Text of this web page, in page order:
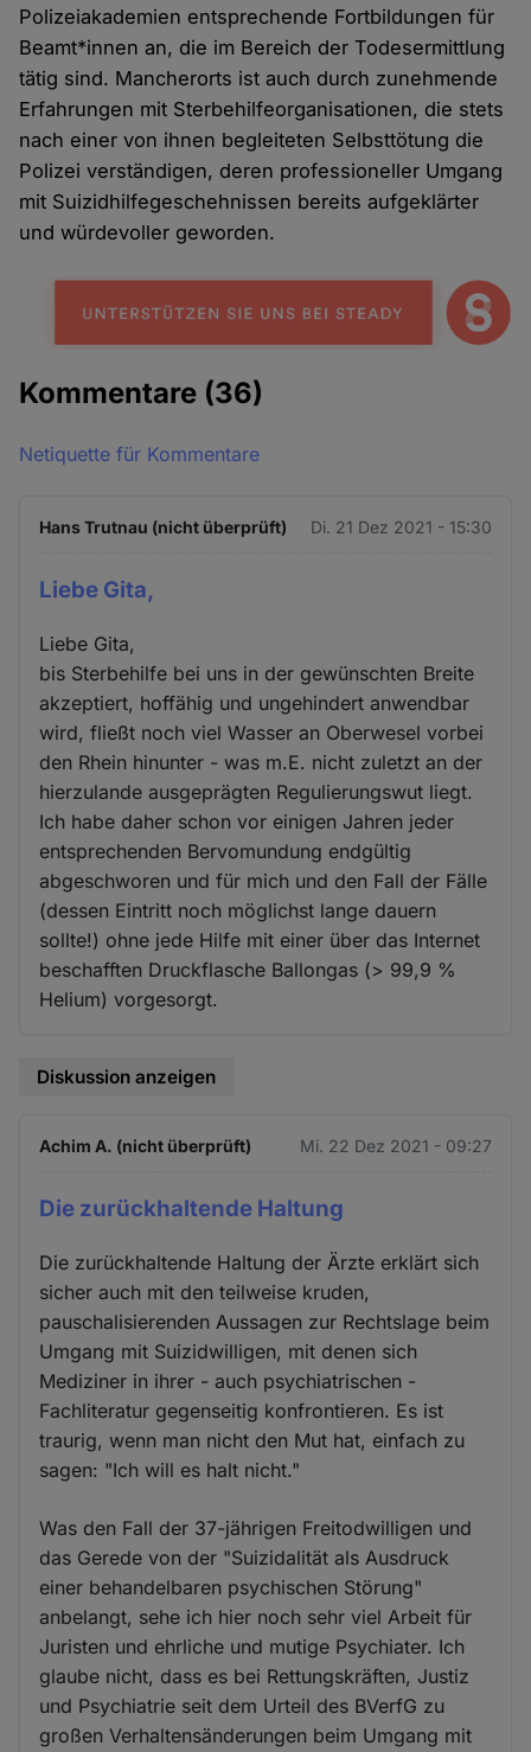
Polizeiakademien entsprechende Fortbildungen für
Beamt*innen an, die im Bereich der Todesermittlung
tätig sind. Mancherorts ist auch durch zunehmende
Erfahrungen mit Sterbehilfeorganisationen, die stets
nach einer von ihnen begleiteten Selbsttötung die
Polizei verständigen, deren professioneller Umgang
mit Suizidhilfegeschehnissen bereits aufgeklärter
und würdevoller geworden.
Kommentare (36)
Netiquette für Kommentare
Hans Trutnau (nicht überprüft) Di. 21 Dez 2021 - 15:30
Liebe Gita,
Liebe Gita,
bis Sterbehilfe bei uns in der gewünschten Breite
akzeptiert, hoffähig und ungehindert anwendbar
wird, fließt noch viel Wasser an Oberwesel vorbei
den Rhein hinunter - was m.E. nicht zuletzt an der
hierzulande ausgeprägten Regulierungswut liegt.
Ich habe daher schon vor einigen Jahren jeder
entsprechenden Bervomundung endgültig
abgeschworen und für mich und den Fall der Fälle
(dessen Eintritt noch möglichst lange dauern
sollte!) ohne jede Hilfe mit einer über das Internet
beschafften Druckflasche Ballongas (> 99,9 %
Helium) vorgesorgt.
Diskussion anzeigen
Achim A. (nicht überprüft) Mi. 22 Dez 2021 - 09:27
Die zurückhaltende Haltung
Die zurückhaltende Haltung der Ärzte erklärt sich
sicher auch mit den teilweise kruden,
pauschalisierenden Aussagen zur Rechtslage beim
Umgang mit Suizidwilligen, mit denen sich
Mediziner in ihrer - auch psychiatrischen -
Fachliteratur gegenseitig konfrontieren. Es ist
traurig, wenn man nicht den Mut hat, einfach zu
sagen: "Ich will es halt nicht."
Was den Fall der 37-jährigen Freitodwilligen und
das Gerede von der "Suizidalität als Ausdruck
einer behandelbaren psychischen Störung"
anbelangt, sehe ich hier noch sehr viel Arbeit für
Juristen und ehrliche und mutige Psychiater. Ich
glaube nicht, dass es bei Rettungskräften, Justiz
und Psychiatrie seit dem Urteil des BVerfG zu
großen Verhaltensänderungen beim Umgang mit